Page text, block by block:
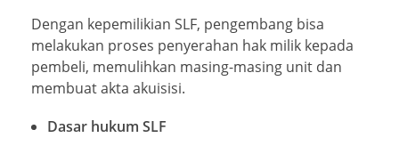
Dengan kepemilikian SLF, pengembang bisa
melakukan proses penyerahan hak milik kepada
pembeli, memulihkan masing-masing unit dan
membuat akta akuisisi.
Dasar hukum SLF